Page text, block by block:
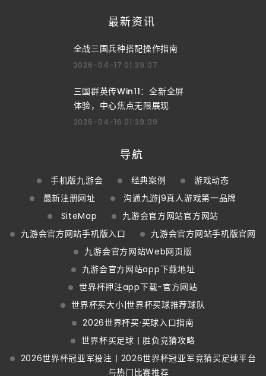
最新资讯
全战三国兵种搭配操作指南
2026-04-17 01:39:07
三国群英传Win11：全新全屏
体验，中心焦点无限展现
2026-04-16 01:39:09
导航
手机版九游会 经典案例
游戏动态
最新注册网址
沟通九游j9真人游戏第一品牌
SiteMap
九游会官方网站官方网站
九游会官方网站手机版入口
九游会官方网站手机版官网
九游会官方网站Web网页版
九游会官方网站app下载地址
世界杯押注app下载-官方网站
世界杯买大小|世界杯买球推荐球队
2026世界杯买·买球入口指南
世界杯买足球丨胜负竞猜攻略
2026世界杯冠亚军投注丨2026世界杯冠亚军竞猜买足球平台
与热门比赛推荐